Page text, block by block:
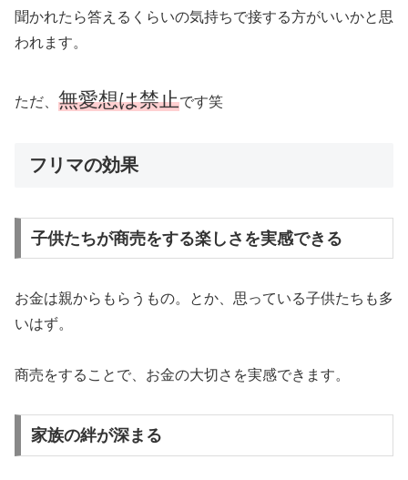
聞かれたら答えるくらいの気持ちで接する方がいいかと思
われます。
ただ、 無愛想は禁止です笑
フリマの効果
子供たちが商売をする楽しさを実感できる
お金は親からもらうもの。とか、思っている子供たちも多
いはず。
商売をすることで、お金の大切さを実感できます。
家族の絆が深まる